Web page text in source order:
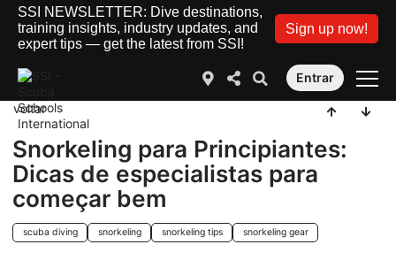
SSI NEWSLETTER: Dive destinations,
training insights, industry updates, and
expert tips — get the latest from SSI!
Sign up now!
Entrar
voltar
Snorkeling para Principiantes:
Dicas de especialistas para
começar bem
scuba diving snorkeling snorkeling tips snorkeling gear